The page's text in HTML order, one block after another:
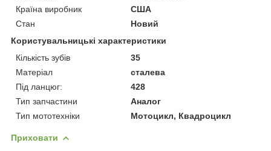
Країна виробник
США
Стан
Новий
Користувальницькі характеристики
Кількість зубів
35
Матеріал
сталева
Під ланцюг:
428
Тип запчастини
Аналог
Тип мототехніки
Мотоцикл, Квадроцикл
Приховати